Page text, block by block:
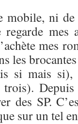
mobile, ni
mes
les
si mais
des SP.
sur un tel